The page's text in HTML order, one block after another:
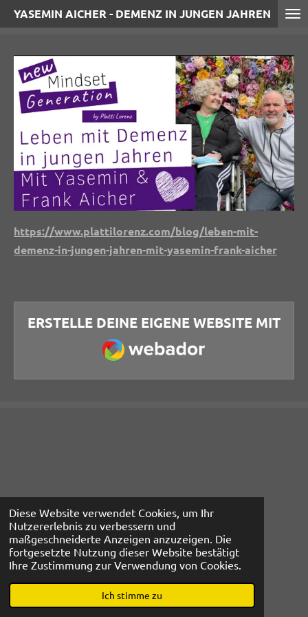
Diese Website verwendet Cookies, um Ihr
Nutzererlebnis zu verbessern und
maßgeschneiderte Anzeigen anzuzeigen. Die
fortgesetzte Nutzung dieser Website bestätigt
Ihre Zustimmung zur Verwendung von Cookies.
Ich stimme zu
Zum
springen
YASEMIN AICHER - DEMENZ IN JUNGEN JAHREN
https://www.plattilorenz.com/blog/leben-mit-
demenz-in-jungen-jahren-mit-yasemin-frank-aicher
ERSTELLE DEINE EIGENE WEBSITE MIT
WEBADOR
Webador